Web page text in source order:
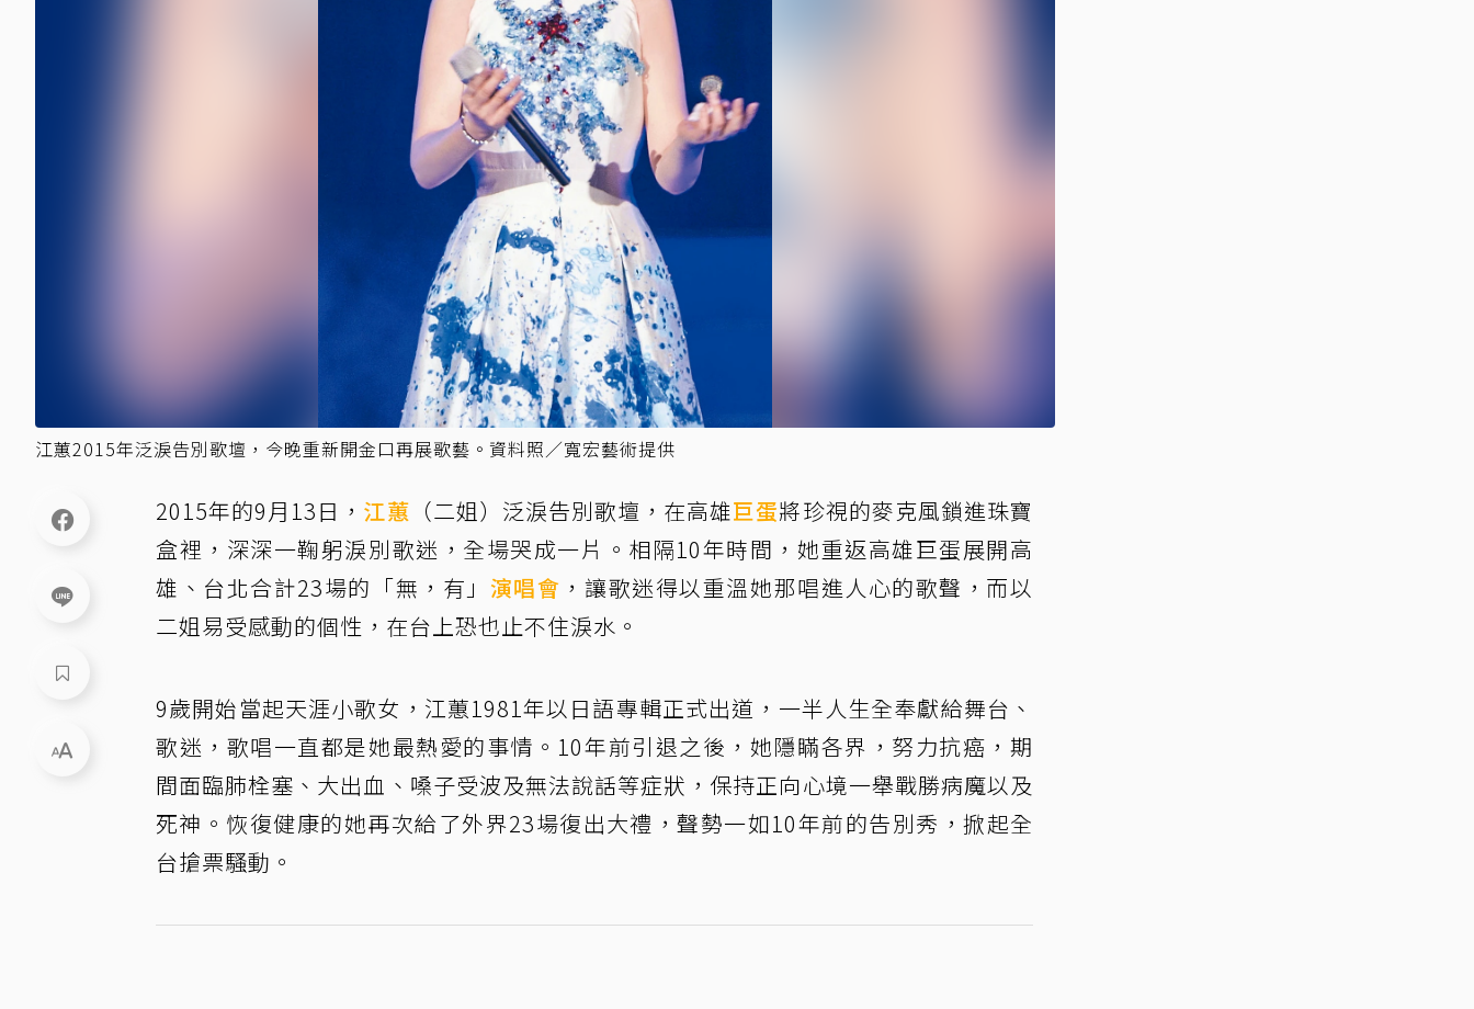
江蕙2015年泛淚告別歌壇，今晚重新開金口再展歌藝。資料照／寬宏藝術提供
2015年的9月13日， 江蕙 （二姐）泛淚告別歌壇，在高雄巨蛋將珍視的麥克風鎖進珠寶
盒裡，深深一鞠躬淚別歌迷，全場哭成一片。相隔10年時間，她重返高雄巨蛋展開高
雄、台北合計23場的「無，有」 演唱會 ，讓歌迷得以重溫她那唱進人心的歌聲，而以
二姐易受感動的個性，在台上恐也止不住淚水。
9歲開始當起天涯小歌女，江蕙1981年以日語專輯正式出道，一半人生全奉獻給舞台、
歌迷，歌唱一直都是她最熱愛的事情。10年前引退之後，她隱瞞各界，努力抗癌，期
間面臨肺栓塞、大出血、嗓子受波及無法說話等症狀，保持正向心境一舉戰勝病魔以及
死神。恢復健康的她再次給了外界23場復出大禮，聲勢一如10年前的告別秀，掀起全
台搶票騷動。